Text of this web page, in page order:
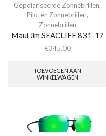
Gepolariseerde Zonnebrillen,
Piloten Zonnebrillen,
Zonnebrillen
Maui Jim SEACLIFF 831-17
€345.00
TOEVOEGEN AAN
WINKELWAGEN